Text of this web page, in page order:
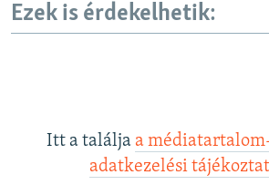
Ezek is érdekelhetik:
Itt a találja a
adatkezelési